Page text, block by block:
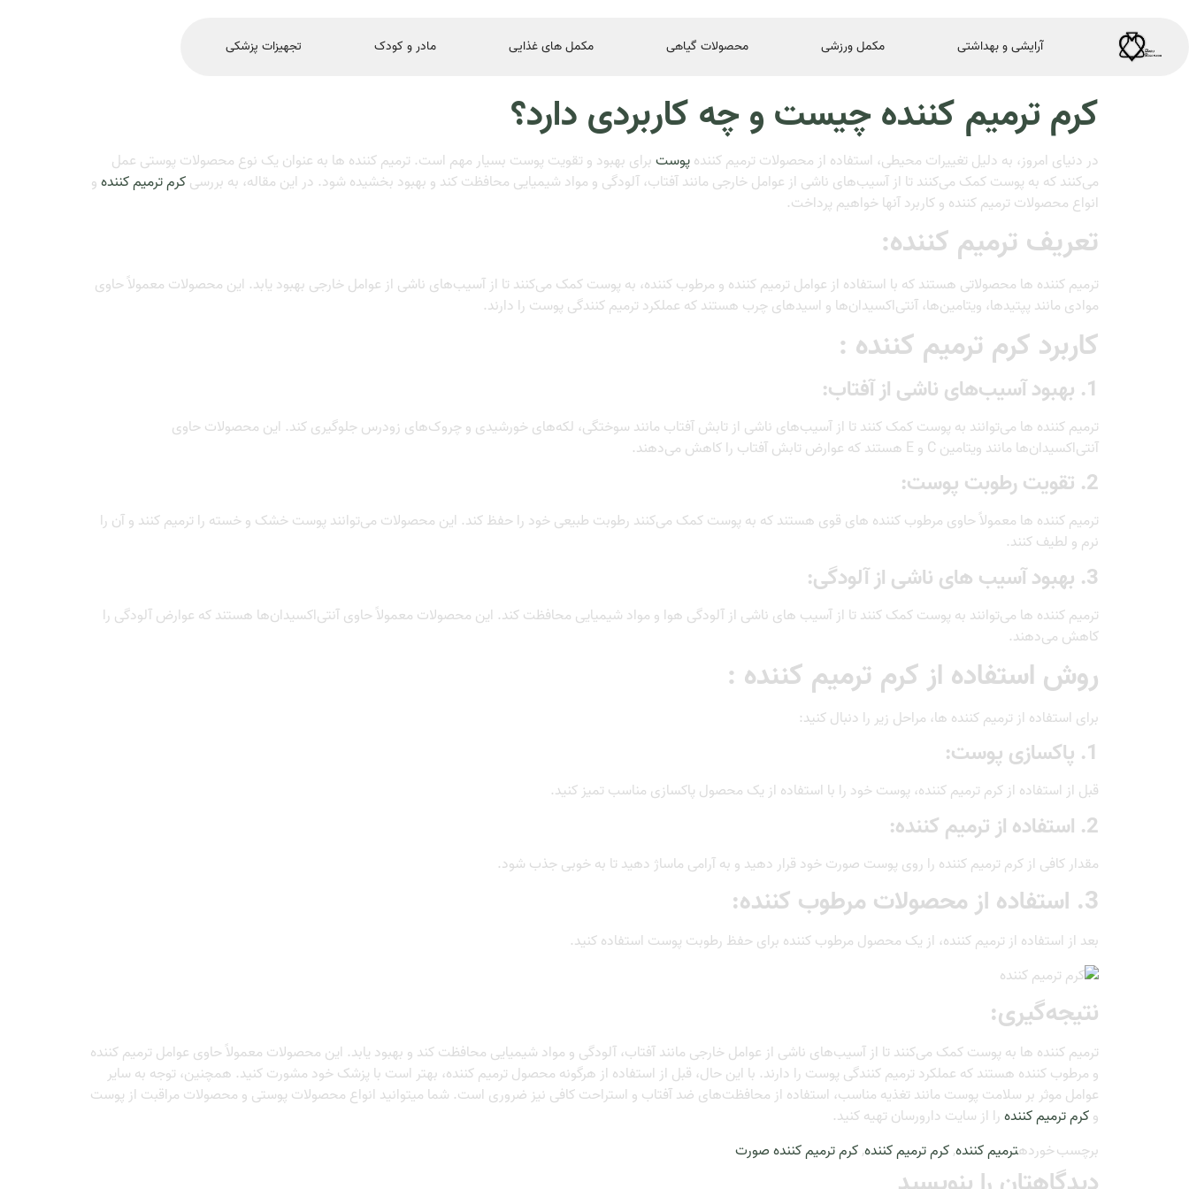
آرایشی و بهداشتی مکمل ورزشی محصولات گیاهی مکمل های غذایی مادر و کودک تجهیزات پزشکی
کرم ترمیم کننده چیست و چه کاربردی دارد؟
در دنیای امروز، به دلیل تغییرات محیطی، استفاده از محصولات ترمیم کنندهپوستبرای بهبود و تقویت پوست بسیار مهم است. ترمیم کننده ها به عنوان یک نوع محصولات پوستی عمل
می‌کنند که به پوست کمک می‌کنند تا از آسیب‌های ناشی از عوامل خارجی مانند آفتاب، آلودگی و مواد شیمیایی محافظت کند و بهبود بخشیده شود. در این مقاله، به بررسیکرم ترمیم کنندهو
انواع محصولات ترمیم کننده و کاربرد آنها خواهیم پرداخت.
تعریف ترمیم کننده:
ترمیم کننده ها محصولاتی هستند که با استفاده از عوامل ترمیم کننده و مرطوب کننده، به پوست کمک می‌کنند تا از آسیب‌های ناشی از عوامل خارجی بهبود یابد. این محصولات معمولاً حاوی
موادی مانند پپتیدها، ویتامین‌ها، آنتی‌اکسیدان‌ها و اسیدهای چرب هستند که عملکرد ترمیم کنندگی پوست را دارند.
کاربرد کرم ترمیم کننده :
1. بهبود آسیب‌های ناشی از آفتاب:
ترمیم کننده ها می‌توانند به پوست کمک کنند تا از آسیب‌های ناشی از تابش آفتاب مانند سوختگی، لکه‌های خورشیدی و چروک‌های زودرس جلوگیری کند. این محصولات حاوی
آنتی‌اکسیدان‌ها مانند ویتامین C و E هستند که عوارض تابش آفتاب را کاهش می‌دهند.
2. تقویت رطوبت پوست:
ترمیم کننده ها معمولاً حاوی مرطوب کننده های قوی هستند که به پوست کمک می‌کنند رطوبت طبیعی خود را حفظ کند. این محصولات می‌توانند پوست خشک و خسته را ترمیم کنند و آن را
نرم و لطیف کنند.
3. بهبود آسیب های ناشی از آلودگی:
ترمیم کننده ها می‌توانند به پوست کمک کنند تا از آسیب های ناشی از آلودگی هوا و مواد شیمیایی محافظت کند. این محصولات معمولاً حاوی آنتی‌اکسیدان‌ها هستند که عوارض آلودگی را
کاهش می‌دهند.
روش استفاده از کرم ترمیم کننده :
برای استفاده از ترمیم کننده ها، مراحل زیر را دنبال کنید:
1. پاکسازی پوست:
قبل از استفاده از کرم ترمیم کننده، پوست خود را با استفاده از یک محصول پاکسازی مناسب تمیز کنید.
2. استفاده از ترمیم کننده:
مقدار کافی از کرم ترمیم کننده را روی پوست صورت خود قرار دهید و به آرامی ماساژ دهید تا به خوبی جذب شود.
3. استفاده از محصولات مرطوب کننده:
بعد از استفاده از ترمیم کننده، از یک محصول مرطوب کننده برای حفظ رطوبت پوست استفاده کنید.
نتیجه‌گیری:
ترمیم کننده ها به پوست کمک می‌کنند تا از آسیب‌های ناشی از عوامل خارجی مانند آفتاب، آلودگی و مواد شیمیایی محافظت کند و بهبود یابد. این محصولات معمولاً حاوی عوامل ترمیم کننده
و مرطوب کننده هستند که عملکرد ترمیم کنندگی پوست را دارند. با این حال، قبل از استفاده از هرگونه محصول ترمیم کننده، بهتر است با پزشک خود مشورت کنید. همچنین، توجه به سایر
عوامل موثر بر سلامت پوست مانند تغذیه مناسب، استفاده از محافظت‌های ضد آفتاب و استراحت کافی نیز ضروری است. شما میتوانید انواع محصولات پوستی و محصولات مراقبت از پوست
وکرم ترمیم کنندهرا از سایت دارورسان تهیه کنید.
برچسب خوردهترمیم کننده,کرم ترمیم کننده,کرم ترمیم کننده صورت